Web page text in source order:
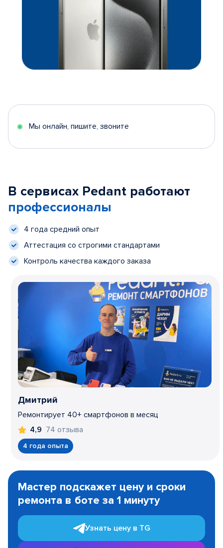
Мы онлайн, пишите, звоните
В сервисах Pedant работают
профессионалы
4 года средний опыт
Аттестация со строгими стандартами
Контроль качества каждого заказа
Дмитрий
Ремонтирует 40+ смартфонов в месяц
4,9 74 отзыва
4 года опыта
1
Мастер подскажет цену и сроки
ремонта в боте за 1 минуту
Узнать цену в TG